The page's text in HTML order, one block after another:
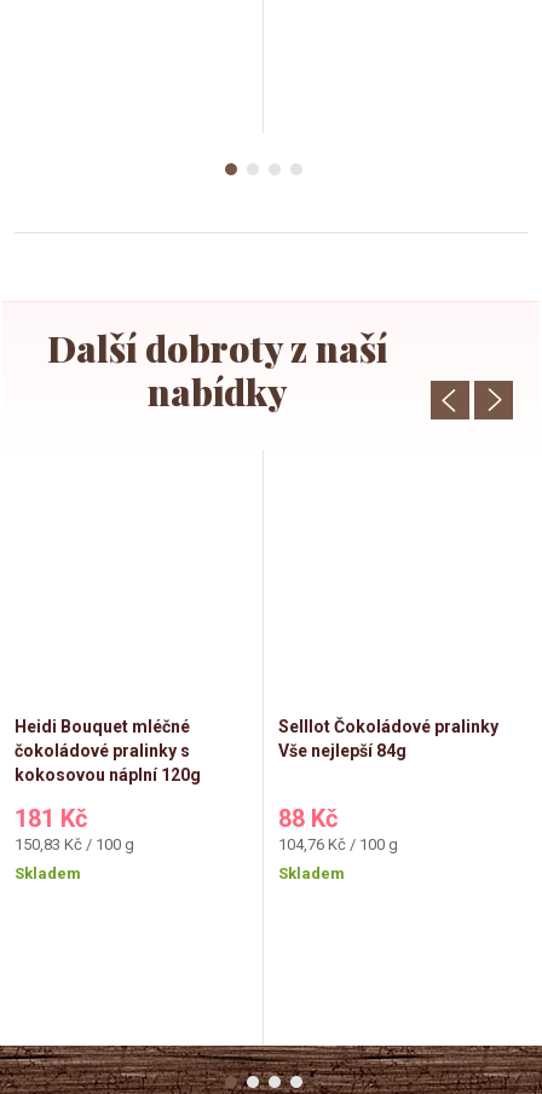
Heidi Bouquet mléčné
čokoládové pralinky s
kokosovou náplní 120g
181 Kč
Měrná
cena:
150,83 Kč / 100 g
Skladem
Selllot Čokoládové pralinky
Vše nejlepší 84g
88 Kč
Měrná
cena:
104,76 Kč / 100 g
Skladem